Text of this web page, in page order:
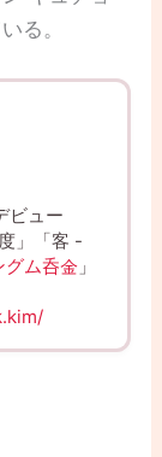
る。
ビュー
」「客 -
グム呑金 」